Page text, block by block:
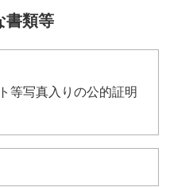
書類等
等写真入りの公的証明